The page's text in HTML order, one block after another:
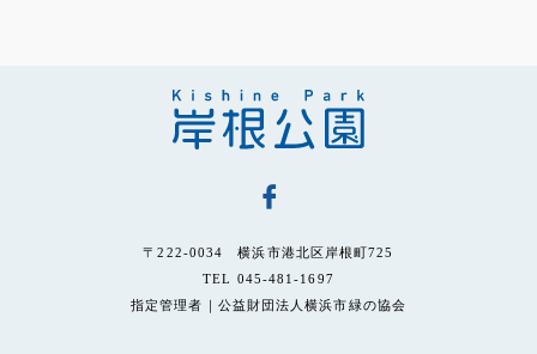
〒222-0034 横浜市港北区岸根町725
TEL 045-481-1697
指定管理者｜公益財団法人横浜市緑の協会